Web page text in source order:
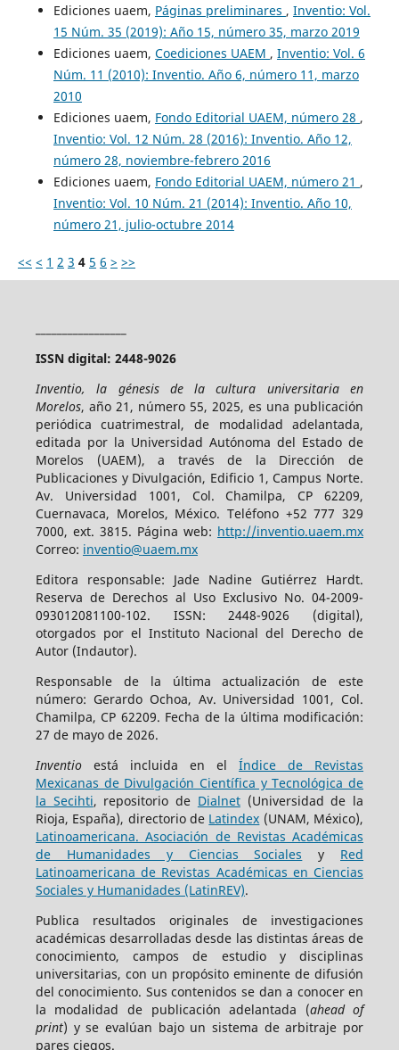
Ediciones uaem, Páginas preliminares , Inventio: Vol.
15 Núm. 35 (2019): Año 15, número 35, marzo 2019
Ediciones uaem, Coediciones UAEM , Inventio: Vol. 6
Núm. 11 (2010): Inventio. Año 6, número 11, marzo
2010
Ediciones uaem, Fondo Editorial UAEM, número 28 ,
Inventio: Vol. 12 Núm. 28 (2016): Inventio. Año 12,
número 28, noviembre-febrero 2016
Ediciones uaem, Fondo Editorial UAEM, número 21 ,
Inventio: Vol. 10 Núm. 21 (2014): Inventio. Año 10,
número 21, julio-octubre 2014
<< < 1 2 3 4 5 6 > >>
ISSN digital: 2448-9026
Inventio, la génesis de la cultura universitaria en
Morelos, año 21, número 55, 2025, es una publicación
periódica cuatrimestral, de modalidad adelantada,
editada por la Universidad Autónoma del Estado de
Morelos (UAEM), a través de la Dirección de
Publicaciones y Divulgación, Edificio 1, Campus Norte.
Av. Universidad 1001, Col. Chamilpa, CP 62209,
Cuernavaca, Morelos, México. Teléfono +52 777 329
7000, ext. 3815. Página web: http://inventio.uaem.mx
Correo: inventio@uaem.mx
Editora responsable: Jade Nadine Gutiérrez Hardt.
Reserva de Derechos al Uso Exclusivo No. 04-2009-
093012081100-102. ISSN: 2448-9026 (digital),
otorgados por el Instituto Nacional del Derecho de
Autor (Indautor).
Responsable de la última actualización de este
número: Gerardo Ochoa, Av. Universidad 1001, Col.
Chamilpa, CP 62209. Fecha de la última modificación:
27 de mayo de 2026.
Inventioestá incluida en elÍndice de Revistas
Mexicanas de Divulgación Científica y Tecnológica de
la Secihti, repositorio de Dialnet(Universidad de la
Rioja, España), directorio de Latindex (UNAM, México),
Latinoamericana. Asociación de Revistas Académicas
de Humanidades y Ciencias Sociales y Red
Latinoamericana de Revistas Académicas en Ciencias
Sociales y Humanidades (LatinREV).
Publica resultados originales de investigaciones
académicas desarrolladas desde las distintas áreas de
conocimiento, campos de estudio y disciplinas
universitarias, con un propósito eminente de difusión
del conocimiento. Sus contenidos se dan a conocer en
la modalidad de publicación adelantada (ahead of
print) y se evalúan bajo un sistema de arbitraje por
pares ciegos.